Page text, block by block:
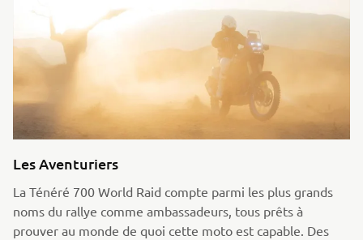
Les Aventuriers
La Ténéré 700 World Raid compte parmi les plus grands
noms du rallye comme ambassadeurs, tous prêts à
prouver au monde de quoi cette moto est capable. Des